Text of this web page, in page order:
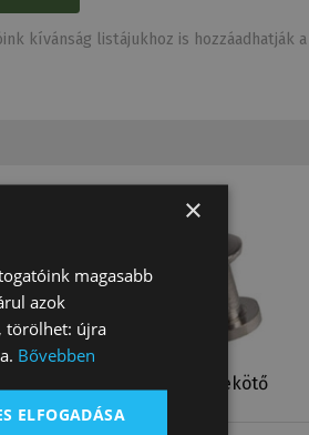
kívánság listájukhoz is hozzáadhatják a
Csavar Összekötő
×
magasabb
azok
törölhet: újra
Bővebben
ELFOGADÁSA